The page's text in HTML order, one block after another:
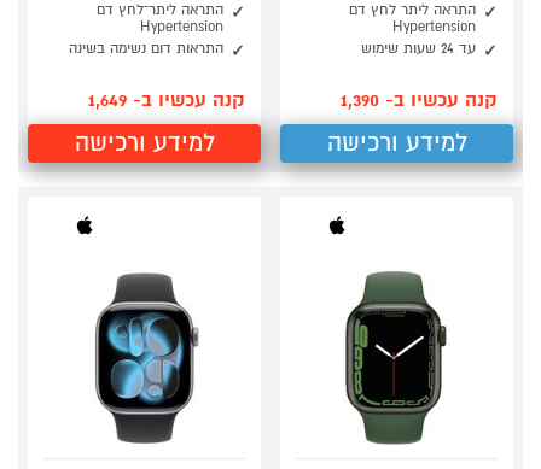
התראה ליתר לחץ דם
Hypertension
עד 24 שעות שימוש
קנה עכשיו ב- 1,390
למידע ורכישה
התראה ליתר־לחץ דם
Hypertension
התראות דום נשימה בשינה
קנה עכשיו ב- 1,649
למידע ורכישה